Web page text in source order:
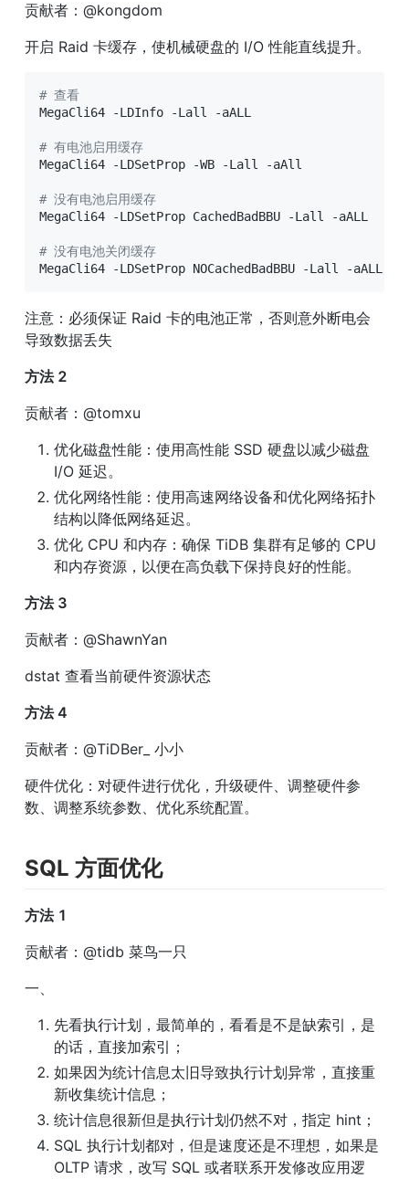
贡献者：@kongdom
开启 Raid 卡缓存，使机械硬盘的 I/O 性能直线提升。
# 查看
MegaCli64 -LDInfo -Lall -aALL
# 有电池启用缓存
MegaCli64 -LDSetProp -WB -Lall -aAll
# 没有电池启用缓存
MegaCli64 -LDSetProp CachedBadBBU -Lall -aALL
# 没有电池关闭缓存
MegaCli64 -LDSetProp NOCachedBadBBU -Lall -aALL
注意：必须保证 Raid 卡的电池正常，否则意外断电会
导致数据丢失
方法 2
贡献者：@tomxu
优化磁盘性能：使用高性能 SSD 硬盘以减少磁盘
I/O 延迟。
优化网络性能：使用高速网络设备和优化网络拓扑
结构以降低网络延迟。
优化 CPU 和内存：确保 TiDB 集群有足够的 CPU
和内存资源，以便在高负载下保持良好的性能。
方法 3
贡献者：@ShawnYan
dstat 查看当前硬件资源状态
方法 4
贡献者：@TiDBer_ 小小
硬件优化：对硬件进行优化，升级硬件、调整硬件参
数、调整系统参数、优化系统配置。
SQL 方面优化
方法 1
贡献者：@tidb 菜鸟一只
一、
先看执行计划，最简单的，看看是不是缺索引，是
的话，直接加索引；
如果因为统计信息太旧导致执行计划异常，直接重
新收集统计信息；
统计信息很新但是执行计划仍然不对，指定 hint；
SQL 执行计划都对，但是速度还是不理想，如果是
OLTP 请求，改写 SQL 或者联系开发修改应用逻